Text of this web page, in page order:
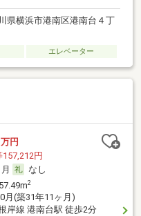
県横浜市港南区港南台４丁
エレベーター
万円
円
なし
2
月(築31年11ヶ月)
岸線 港南台駅 徒歩2分